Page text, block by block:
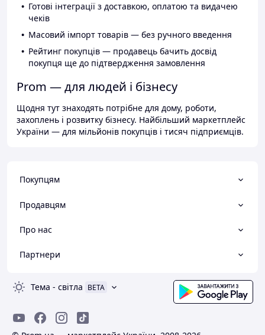
Готові інтеграції з доставкою, оплатою та видачею
чеків
Масовий імпорт товарів — без ручного введення
Рейтинг покупців — продавець бачить досвід
покупця ще до підтвердження замовлення
Prom — для людей і бізнесу
Щодня тут знаходять потрібне для дому, роботи,
захоплень і розвитку бізнесу. Найбільший маркетплейс
України — для мільйонів покупців і тисяч підприємців.
Покупцям
Продавцям
Про нас
Партнери
Тема - світла BETA